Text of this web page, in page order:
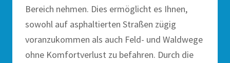
Bereich nehmen. Dies ermöglicht es Ihnen,
sowohl auf asphaltierten Straßen zügig
voranzukommen als auch Feld- und Waldwege
ohne Komfortverlust zu befahren. Durch die